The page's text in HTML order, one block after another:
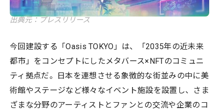
出典元：プレスリリース
今回建設する「Oasis TOKYO」は、「2035年の近未来
都市」をコンセプトにしたメタバース×NFTのコミュニ
ティ拠点だ。日本を連想させる象徴的な街並みの中に美
術館やステージなど様々なイベント施設を設置し、さま
ざまな分野のアーティストとファンとの交流や企業のコ